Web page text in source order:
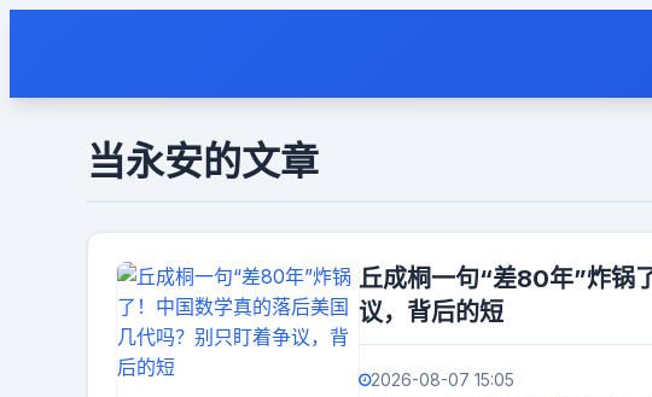
当永安的文章
丘成桐一句“差80年”炸锅
议，背后的短
2026-08-07 15:05